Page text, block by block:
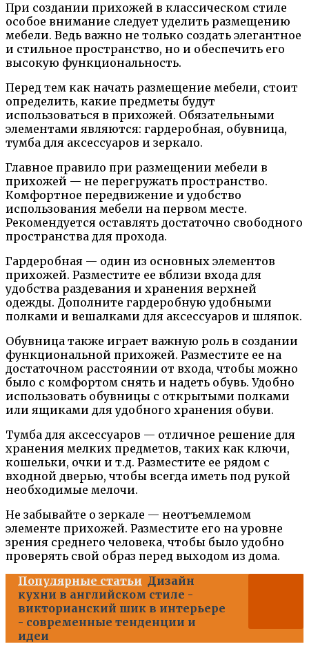
При создании прихожей в классическом стиле
особое внимание следует уделить размещению
мебели. Ведь важно не только создать элегантное
и стильное пространство, но и обеспечить его
высокую функциональность.
Перед тем как начать размещение мебели, стоит
определить, какие предметы будут
использоваться в прихожей. Обязательными
элементами являются: гардеробная, обувница,
тумба для аксессуаров и зеркало.
Главное правило при размещении мебели в
прихожей — не перегружать пространство.
Комфортное передвижение и удобство
использования мебели на первом месте.
Рекомендуется оставлять достаточно свободного
пространства для прохода.
Гардеробная — один из основных элементов
прихожей. Разместите ее вблизи входа для
удобства раздевания и хранения верхней
одежды. Дополните гардеробную удобными
полками и вешалками для аксессуаров и шляпок.
Обувница также играет важную роль в создании
функциональной прихожей. Разместите ее на
достаточном расстоянии от входа, чтобы можно
было с комфортом снять и надеть обувь. Удобно
использовать обувницы с открытыми полками
или ящиками для удобного хранения обуви.
Тумба для аксессуаров — отличное решение для
хранения мелких предметов, таких как ключи,
кошельки, очки и т.д. Разместите ее рядом с
входной дверью, чтобы всегда иметь под рукой
необходимые мелочи.
Не забывайте о зеркале — неотъемлемом
элементе прихожей. Разместите его на уровне
зрения среднего человека, чтобы было удобно
проверять свой образ перед выходом из дома.
Популярные статьи Дизайн
кухни в английском стиле -
викторианский шик в интерьере
- современные тенденции и
идеи